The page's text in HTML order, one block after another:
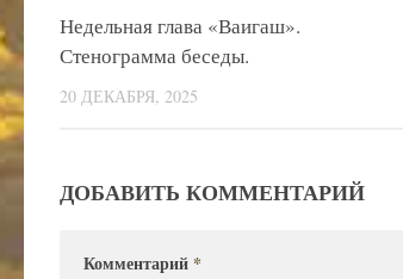
Недельная глава «Ваигаш».
Стенограмма беседы.
20 ДЕКАБРЯ, 2025
ДОБАВИТЬ КОММЕНТАРИЙ
Комментарий *